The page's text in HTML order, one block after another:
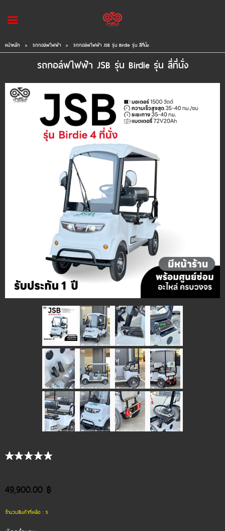
หน้าหลัก
สินค้า
ขั้นตอนการสั่งซื้อ
หน้าหลัก > รถกอล์ฟไฟฟ้า > รถกอล์ฟไฟฟ้า JSB รุ่น Birdie รุ่น สี่ที่นั่ง
รถกอล์ฟไฟฟ้า JSB รุ่น Birdie รุ่น สี่ที่นั่ง
49,900.00 ฿
จำนวนสินค้าที่เหลือ : 5